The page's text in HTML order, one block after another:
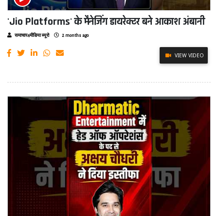
'Jio Platforms' के मैनेजिंग डायरेक्टर बने आकाश अंबानी
समाचार4मीडिया ब्यूरो 2 months ago
VIEW VIDEO